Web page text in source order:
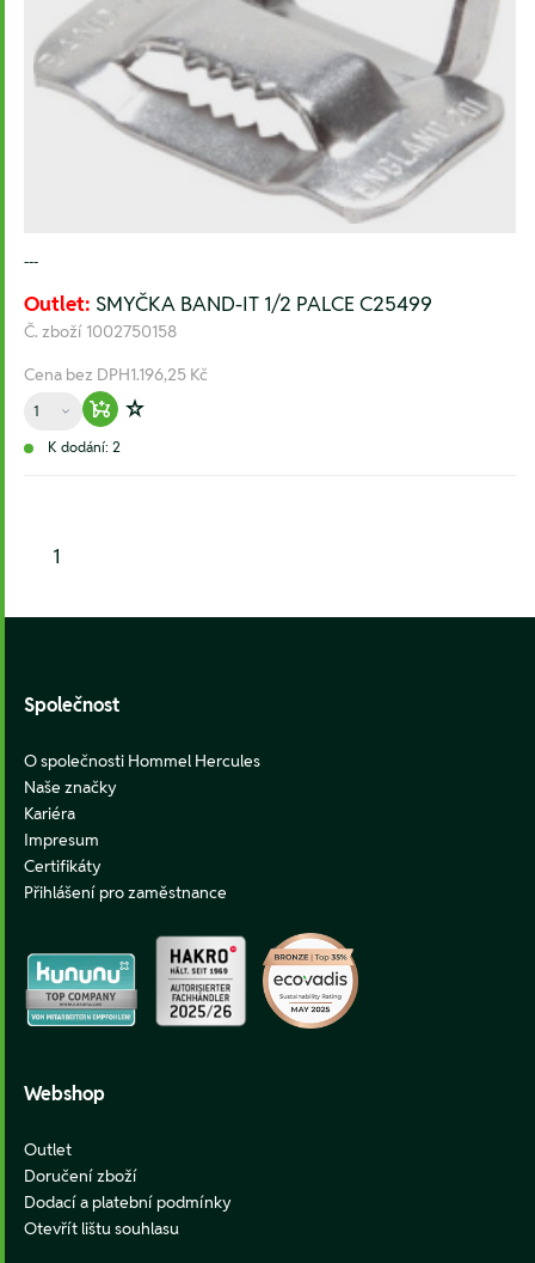
---
Outlet: SMYČKA BAND-IT 1/2 PALCE C25499
Č. zboží 1002750158
Cena bez DPH1.196,25 Kč
Množství
Warenkorb hinzufügen
Zur Wunschliste hinzufügen
K dodání: 2
1
Společnost
O společnosti Hommel Hercules
Naše značky
Kariéra
Impresum
Certifikáty
Přihlášení pro zaměstnance
Webshop
Outlet
Doručení zboží
Dodací a platební podmínky
Otevřít lištu souhlasu